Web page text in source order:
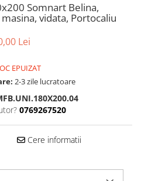
Somnart Belina,
vidata, Portocaliu
Lei
EPUIZAT
2-3 zile lucratoare
0769267520
Cere informatii